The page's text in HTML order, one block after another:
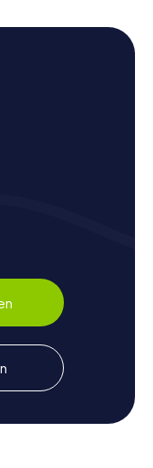
zu einem
erfahrt ihr viel
der Stadt.
der
der Stadtmauern
eurer
viele weitere
habt ihr die
zu
zu
die